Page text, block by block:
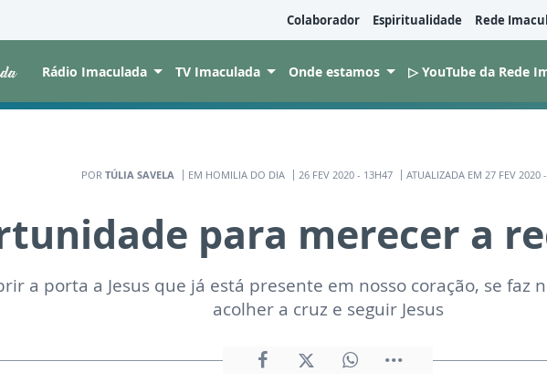
Colaborador Espiritualidade Rede
Rádio Imaculada TV Imaculada Onde estamos ▷ YouTube da Rede
POR TÚLIA SAVELA EM HOMILIA DO DIA 26 FEV 2020 - 13H47 ATUALIZADA EM 27 FEV 2020
para merecer a
a porta a Jesus que já está presente em nosso coração, se faz
acolher a cruz e seguir Jesus